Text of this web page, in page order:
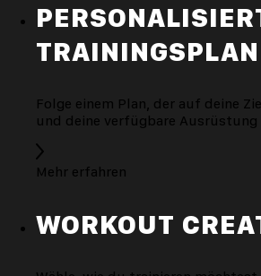
TRAININGSPLAN
Folge einem Plan, der auf deine
und deine verfügbare
Mehr erfahren
WORKOUT